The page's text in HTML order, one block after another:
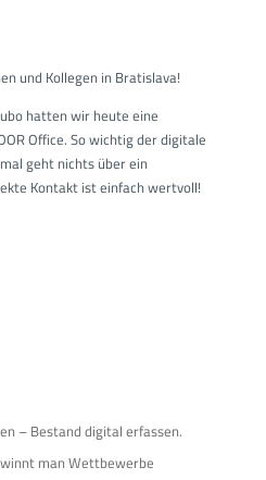
und Kollegen in Bratislava!
hatten wir heute eine
Office. So wichtig der digitale
geht nichts über ein
Kontakt ist einfach wertvoll!
– Bestand digital erfassen.
man Wettbewerbe